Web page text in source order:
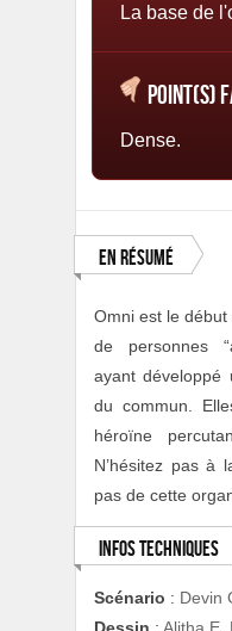
La base de
Point(s)
Dense.
En résumé
Omni est le début
de personnes
ayant développé
du commun.
héroïne
N’hésitez pas à
pas de cette
Infos techniques
Scénario : Devin
Dessin : Alitha E.